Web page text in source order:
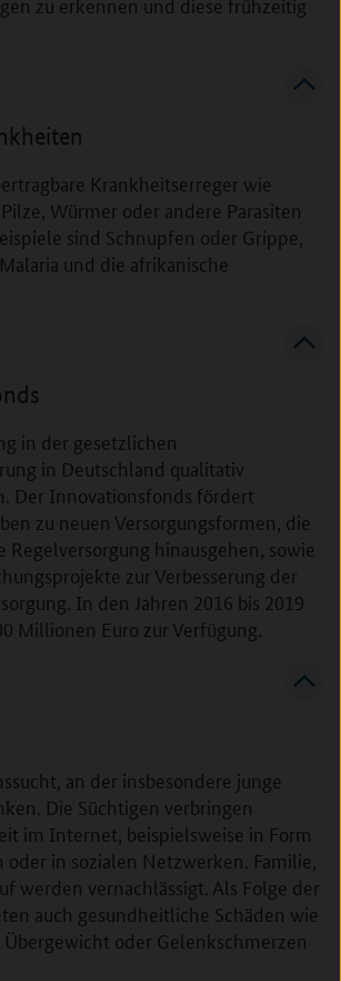
Krankheitserreger wie
Würmer oder andere Parasiten
sind Schnupfen oder Grippe,
und die afrikanische
in der gesetzlichen
in Deutschland qualitativ
Der Innovationsfonds fördert
zu neuen Versorgungsformen, die
Regelversorgung hinausgehen, sowie
zur Verbesserung der
In den Jahren 2016 bis 2019
Millionen Euro zur Verfügung.
an der insbesondere junge
Die Süchtigen verbringen
im Internet, beispielsweise in Form
in sozialen Netzwerken. Familie,
werden vernachlässigt. Als Folge der
auch gesundheitliche Schäden wie
oder Gelenkschmerzen